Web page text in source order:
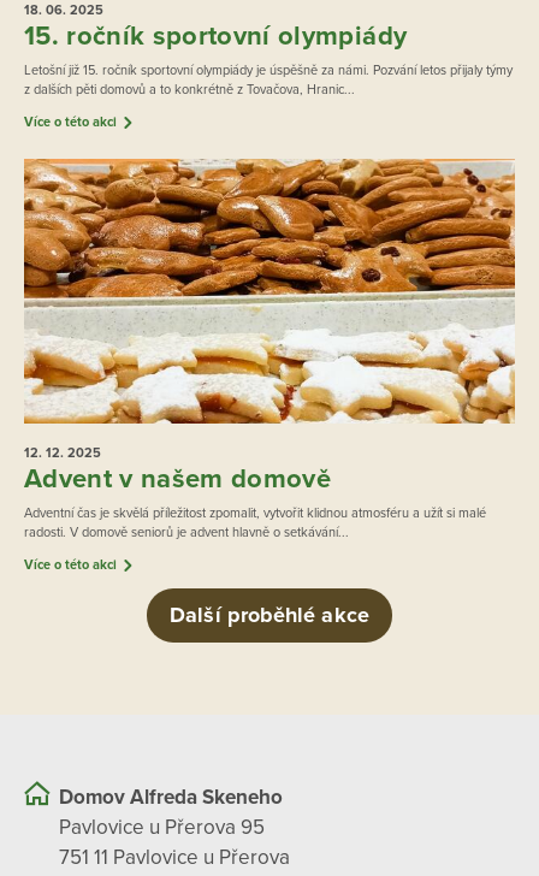
18. 06. 2025
15. ročník sportovní olympiády
Letošní již 15. ročník sportovní olympiády je úspěšně za námi. Pozvání letos přijaly týmy
z dalších pěti domovů a to konkrétně z Tovačova, Hranic...
Více o této akci
12. 12. 2025
Advent v našem domově
Adventní čas je skvělá příležitost zpomalit, vytvořit klidnou atmosféru a užít si malé
radosti. V domově seniorů je advent hlavně o setkávání...
Více o této akci
Další proběhlé akce
Domov Alfreda Skeneho
Pavlovice u Přerova 95
751 11 Pavlovice u Přerova